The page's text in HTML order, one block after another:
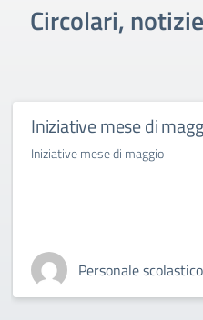
Circolari,
Iniziative mese di
Iniziative mese di maggio
Personale scolastico